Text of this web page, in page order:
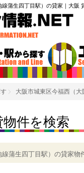
蒲生四丁目駅）の貸家｜大阪
大阪市城東区今福西（
件を検索
蒲生四丁目駅）の貸家物